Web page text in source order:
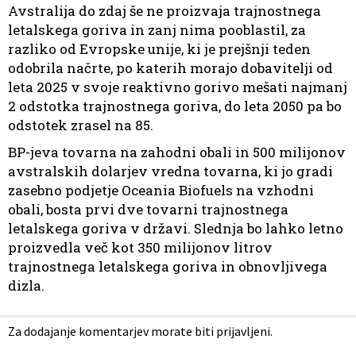
Avstralija do zdaj še ne proizvaja trajnostnega
letalskega goriva in zanj nima pooblastil, za
razliko od Evropske unije, ki je prejšnji teden
odobrila načrte, po katerih morajo dobavitelji od
leta 2025 v svoje reaktivno gorivo mešati najmanj
2 odstotka trajnostnega goriva, do leta 2050 pa bo
odstotek zrasel na 85.
BP-jeva tovarna na zahodni obali in 500 milijonov
avstralskih dolarjev vredna tovarna, ki jo gradi
zasebno podjetje Oceania Biofuels na vzhodni
obali, bosta prvi dve tovarni trajnostnega
letalskega goriva v državi. Slednja bo lahko letno
proizvedla več kot 350 milijonov litrov
trajnostnega letalskega goriva in obnovljivega
dizla.
Za dodajanje komentarjev morate biti prijavljeni.